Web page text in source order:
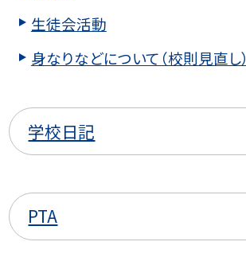
生徒会活動
身なりなどについて（校則見直し）
学校日記
PTA